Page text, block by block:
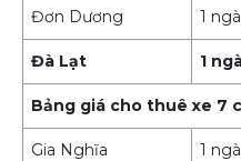
Đơn Dương 1
Đà Lạt 1
Bảng giá cho thuê xe 7
Gia Nghĩa 1